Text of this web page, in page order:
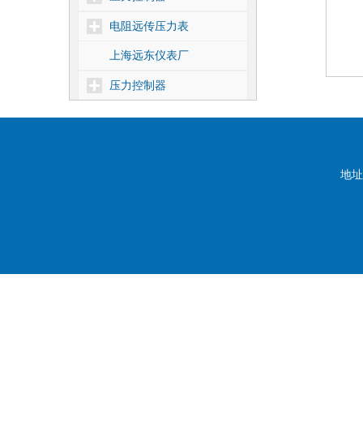
电阻远传压力表
上海远东仪表厂
压力控制器
差压控制器
地